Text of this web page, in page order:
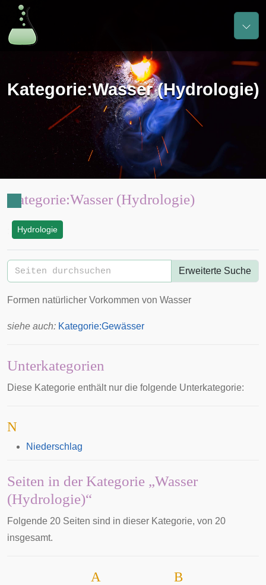
Kategorie:Wasser (Hydrologie)
Kategorie:Wasser (Hydrologie)
Hydrologie
Erweiterte Suche
Formen natürlicher Vorkommen von Wasser
siehe auch: Kategorie:Gewässer
Unterkategorien
Diese Kategorie enthält nur die folgende Unterkategorie:
N
Niederschlag
Seiten in der Kategorie „Wasser
(Hydrologie)“
Folgende 20 Seiten sind in dieser Kategorie, von 20
insgesamt.
A B